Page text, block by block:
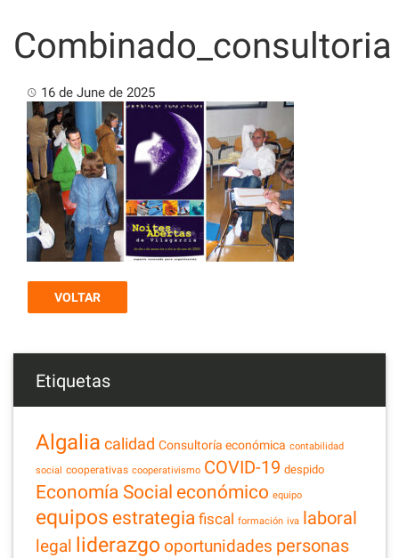
content
Combinado_consultoria
16 de June de 2025
VOLTAR
Etiquetas
Algalia calidad Consultoría económica contabilidad
social cooperativas cooperativismo COVID-19 despido
Economía Social económico equipo
equipos estrategia fiscal formación iva laboral
legal liderazgo oportunidades personas